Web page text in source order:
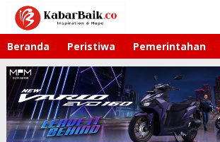
Lewati
konten
Beranda Peristiwa Pemerintahan